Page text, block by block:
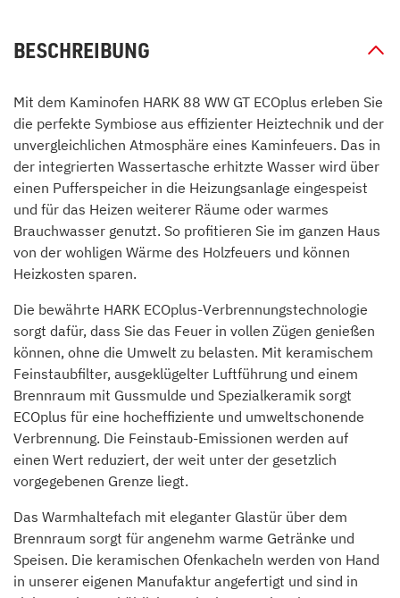
BESCHREIBUNG
Mit dem Kaminofen HARK 88 WW GT ECOplus erleben Sie
die perfekte Symbiose aus effizienter Heiztechnik und der
unvergleichlichen Atmosphäre eines Kaminfeuers. Das in
der integrierten Wassertasche erhitzte Wasser wird über
einen Pufferspeicher in die Heizungsanlage eingespeist
und für das Heizen weiterer Räume oder warmes
Brauchwasser genutzt. So profitieren Sie im ganzen Haus
von der wohligen Wärme des Holzfeuers und können
Heizkosten sparen.
Die bewährte HARK ECOplus-Verbrennungstechnologie
sorgt dafür, dass Sie das Feuer in vollen Zügen genießen
können, ohne die Umwelt zu belasten. Mit keramischem
Feinstaubfilter, ausgeklügelter Luftführung und einem
Brennraum mit Gussmulde und Spezialkeramik sorgt
ECOplus für eine hocheffiziente und umweltschonende
Verbrennung. Die Feinstaub-Emissionen werden auf
einen Wert reduziert, der weit unter der gesetzlich
vorgegebenen Grenze liegt.
Das Warmhaltefach mit eleganter Glastür über dem
Brennraum sorgt für angenehm warme Getränke und
Speisen. Die keramischen Ofenkacheln werden von Hand
in unserer eigenen Manufaktur angefertigt und sind in